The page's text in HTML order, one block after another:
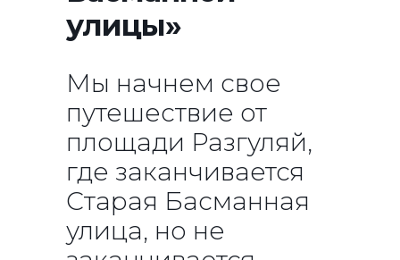
улицы»
Мы начнем свое
путешествие от
площади Разгуляй,
где заканчивается
Старая Басманная
улица, но не